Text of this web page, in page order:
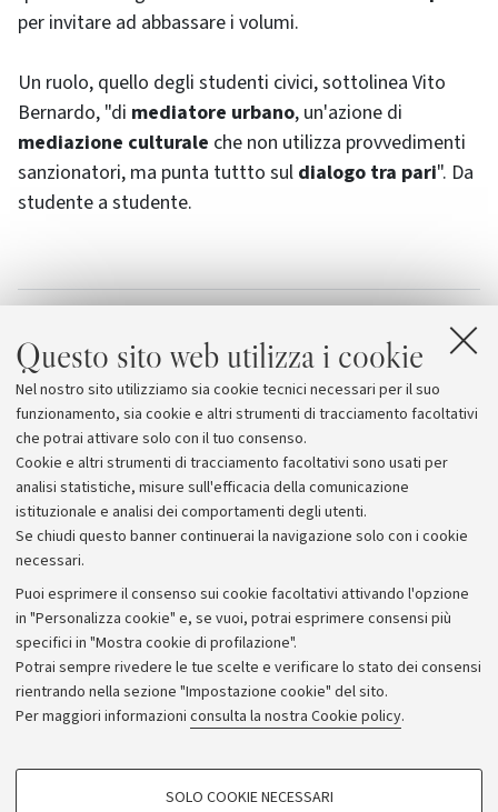
Questo sito web utilizza i cookie
Nel nostro sito utilizziamo sia cookie tecnici necessari per il suo
funzionamento, sia cookie e altri strumenti di tracciamento facoltativi
che potrai attivare solo con il tuo consenso.
Cookie e altri strumenti di tracciamento facoltativi sono usati per
analisi statistiche, misure sull'efficacia della comunicazione
istituzionale e analisi dei comportamenti degli utenti.
Se chiudi questo banner continuerai la navigazione solo con i cookie
necessari.
Puoi esprimere il consenso sui cookie facoltativi attivando l'opzione
in "Personalizza cookie" e, se vuoi, potrai esprimere consensi più
specifici in "Mostra cookie di profilazione".
Potrai sempre rivedere le tue scelte e verificare lo stato dei consensi
rientrando nella sezione "Impostazione cookie" del sito.
Per maggiori informazioni consulta la nostra Cookie policy.
COOKIE DI PROFILAZIONE - FACOLTATIVI
SOLO COOKIE NECESSARI
per invitare ad abbassare i volumi.
Un ruolo, quello degli studenti civici, sottolinea Vito
Bernardo, "di mediatore urbano, un'azione di
mediazione culturale che non utilizza provvedimenti
sanzionatori, ma punta tuttto sul dialogo tra pari". Da
studente a studente.
Locandina [780.8 KB]
SiAmo Bologna
Archivio
Comunicati stampa
Redazione
Rassegna stampa